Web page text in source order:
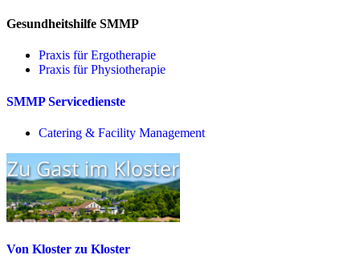
Gesundheitshilfe SMMP
Praxis für Ergo­therapie
Praxis für Physio­therapie
SMMP Servicedienste
Catering & Facility Management
Von Kloster zu Kloster